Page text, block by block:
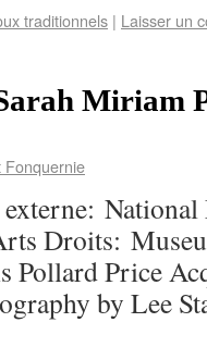
traditionnels | Laisser un
Miriam
Fonquernie
Droits:
Pollard Price
by